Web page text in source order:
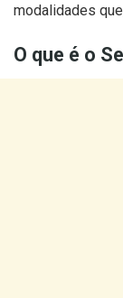
modalidades
O que é o